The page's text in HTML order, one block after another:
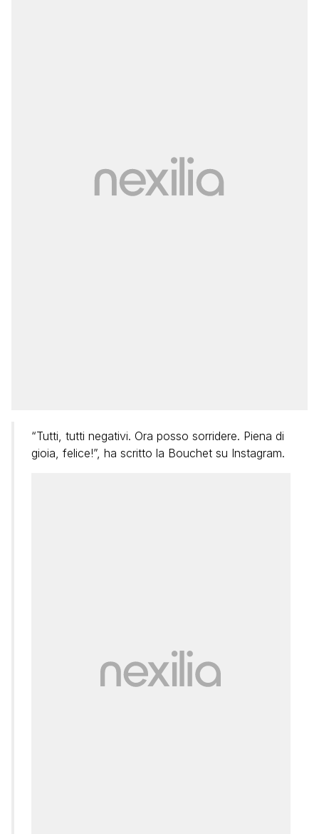
“Tutti, tutti negativi. Ora posso sorridere. Piena di
gioia, felice!”, ha scritto la Bouchet su Instagram.